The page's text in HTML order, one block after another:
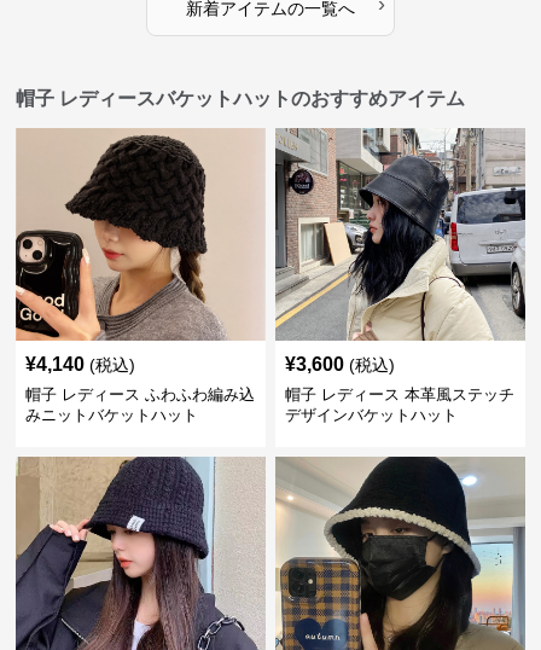
新着アイテムの一覧へ
帽子 レディースバケットハットのおすすめアイテム
¥4,140 (税込)
帽子 レディース ふわふわ編み込
みニットバケットハット
¥3,600 (税込)
帽子 レディース 本革風ステッチ
デザインバケットハット